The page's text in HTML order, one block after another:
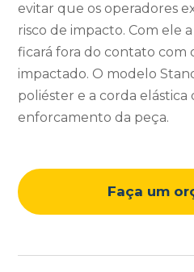
evitar que os operadores
risco de impacto. Com ele
ficará fora do contato com
impactado. O modelo
poliéster e a corda elástica
enforcamento da peça.
Faça um